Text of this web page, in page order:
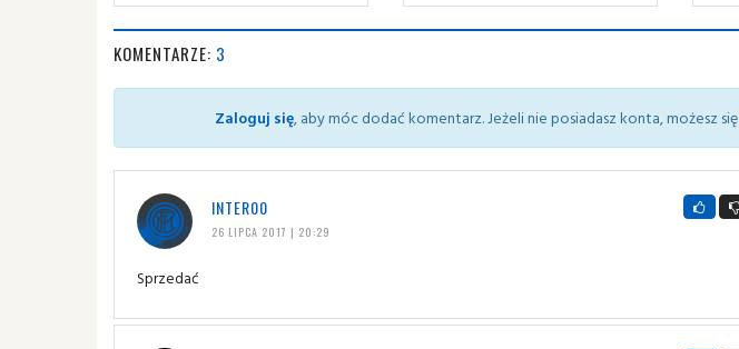
KOMENTARZE: 3
Zaloguj się, aby móc dodać komentarz. Jeżeli nie posiadasz konta, możesz się
INTER00
26 LIPCA 2017 | 20:29
Sprzedać